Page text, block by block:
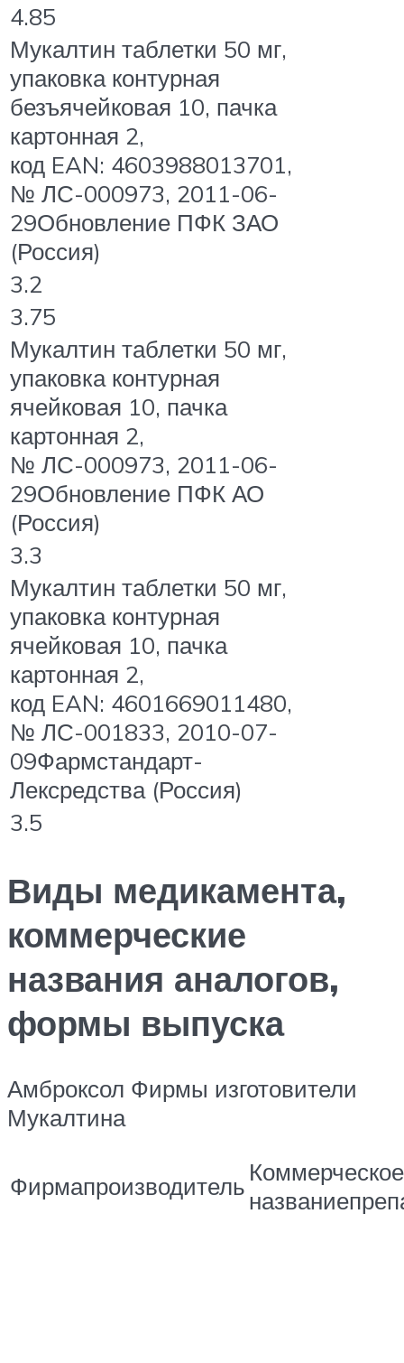
4.85
Мукалтин таблетки 50 мг,
упаковка контурная
безъячейковая 10, пачка
картонная 2,
код EAN: 4603988013701,
№ ЛС-000973, 2011-06-
29Обновление ПФК ЗАО
(Россия)
3.2
3.75
Мукалтин таблетки 50 мг,
упаковка контурная
ячейковая 10, пачка
картонная 2,
№ ЛС-000973, 2011-06-
29Обновление ПФК АО
(Россия)
3.3
Мукалтин таблетки 50 мг,
упаковка контурная
ячейковая 10, пачка
картонная 2,
код EAN: 4601669011480,
№ ЛС-001833, 2010-07-
09Фармстандарт-
Лексредства (Россия)
3.5
Виды медикамента,
коммерческие
названия аналогов,
формы выпуска
Амброксол Фирмы изготовители
Мукалтина
Фирмапроизводитель Коммерческое